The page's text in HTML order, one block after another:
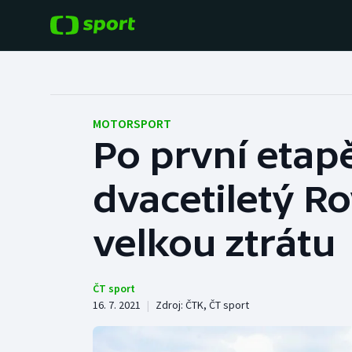
Hokej
Tenis
Baseball a softbal
Basketbal
Biatlon
MOTORSPORT
Po první
dvacetiletý
velkou ztrátu
ČT sport
16. 7. 2021 | Zdroj: ČTK, ČT sport